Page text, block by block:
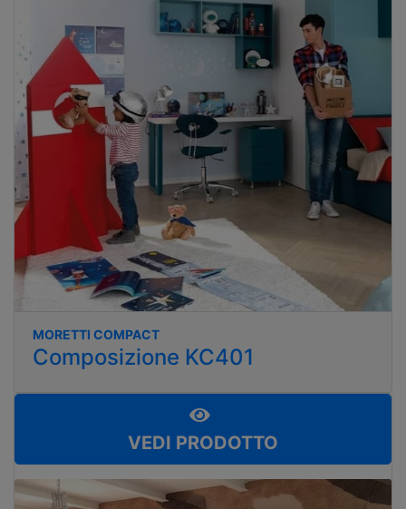
MORETTI COMPACT
Composizione KC401
VEDI PRODOTTO